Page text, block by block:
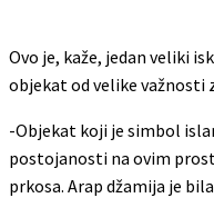
Ovo je, kaže, jedan veliki
objekat od velike važnosti
-Objekat koji je simbol
postojanosti na ovim
prkosa. Arap džamija je